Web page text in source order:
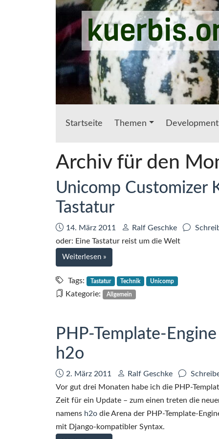
Zum Hauptinhalt springen
Startseite Themen Development
Archiv für den
Unicomp Customizer
Tastatur
Datum:
14. März 2011 Autor:
Ralf Geschke
oder: Eine Tastatur reist um die Welt
Weiterlesen bei
Unicomp
Customizer
Keyboard
Model
M
»
Tags: Tastatur Technik Unicomp
Kategorie: Allgemein
PHP-Template-
h2o
Datum:
2. März 2011 Autor:
Ralf Geschke
Vor gut drei Monaten habe ich die PHP-
Zeit für ein Update – zum einen treten die
namens h2o die Arena der PHP-Template-
mit Django-kompatibler Syntax.